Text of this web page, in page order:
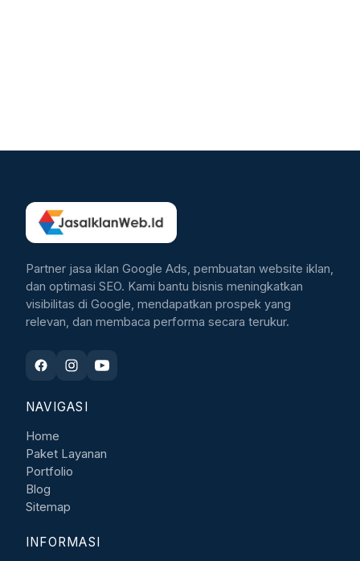
Partner jasa iklan Google Ads, pembuatan website iklan,
dan optimasi SEO. Kami bantu bisnis meningkatkan
visibilitas di Google, mendapatkan prospek yang
relevan, dan membaca performa secara terukur.
NAVIGASI
Home
Paket Layanan
Portfolio
Blog
Sitemap
INFORMASI